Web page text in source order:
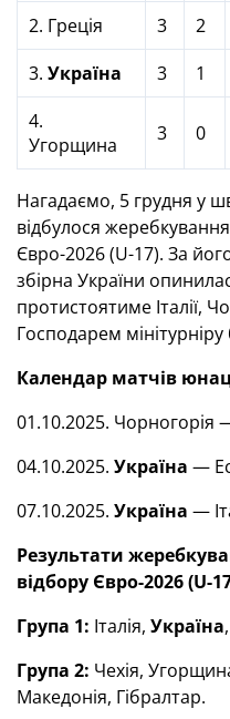
2. Греція
3 2
3. Україна 3 1
4.
Угорщина
3 0
Нагадаємо, 5 грудня у
відбулося
Євро-2026 (U-17). За
збірна України
протистоятиме Італії,
Господарем мінітурніру
Календар матчів
01.10.2025. Чорногорія
04.10.2025. Україна —
07.10.2025. Україна —
Результати
відбору Євро-2026 (U-
Група 1: Італія, Україна
Група 2: Чехія,
Македонія, Гібралтар.